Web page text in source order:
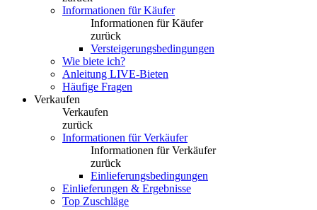
Informationen für Käufer
Informationen für Käufer
zurück
Versteigerungsbedingungen
Wie biete ich?
Anleitung LIVE-Bieten
Häufige Fragen
Verkaufen
Verkaufen
zurück
Informationen für Verkäufer
Informationen für Verkäufer
zurück
Einlieferungsbedingungen
Einlieferungen & Ergebnisse
Top Zuschläge